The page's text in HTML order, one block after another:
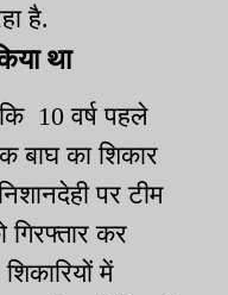
है.
था
10 वर्ष पहले
बाघ का शिकार
पर टीम
गिरफ्तार कर
में